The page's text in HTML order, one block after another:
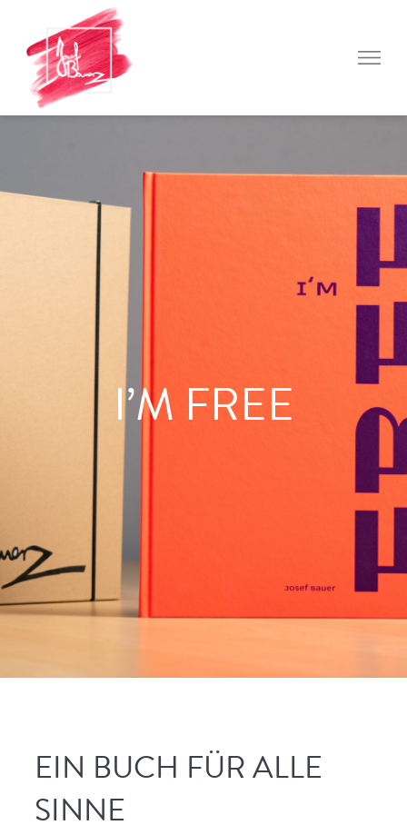
I’M FREE
EIN BUCH FÜR ALLE
SINNE